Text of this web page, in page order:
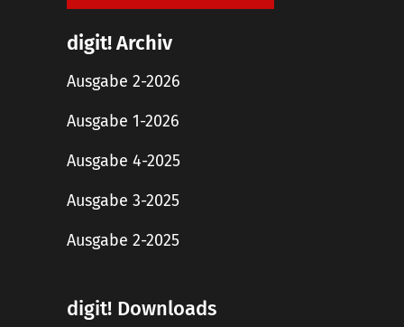
digit! Archiv
Ausgabe 2-2026
Ausgabe 1-2026
Ausgabe 4-2025
Ausgabe 3-2025
Ausgabe 2-2025
digit! Downloads